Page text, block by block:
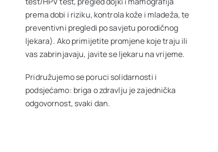
Kontakt
prema dobi i riziku, kontrola kože i mladeža, te
preventivni pregledi po savjetu porodičnog
ljekara). Ako primijetite promjene koje traju ili
vas zabrinjavaju, javite se ljekaru na vrijeme.
Pridružujemo se poruci solidarnosti i
podsjećamo: briga o zdravlju je zajednička
odgovornost, svaki dan.